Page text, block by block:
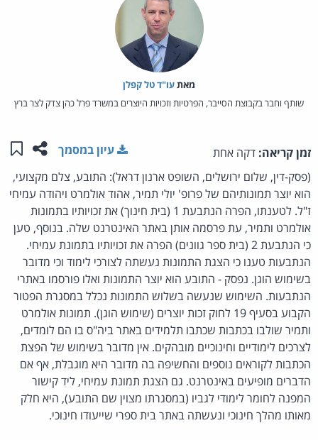
מאת‏עו"ד טל קפלן
שותף וחבר בקבוצת הסייבר, הפרטיות וזכויות היוצרים במשרד פרל כהן צדק לצר ברץ
זמן קריאה: דקה אחת שתפו
עיון במסמך
(פסק-דין, שלום ירושלים, השופט ארנון דראל): התובע, צלם מקצועי,
הוא יוצר תמונותיהם של פרופ' יולי תמיר, אהוד אולמרט ויהודה עמיחי
ז"ל. לטענתו, הפרה הנתבעת 1 (בית חינוך) את זכויותיו בתמונות
אולמרט ותמיר, עת פרסמה אותן באתר האינטרנט שלה. בנוסף, טען
כי הנתבעת 2 (בית ספר גוונים) הפרה את זכויותיו בתמונת עמיחי.
הנתבעות טענו כי הצגת התמונות נעשתה לצורכי לימוד וכי מדובר
בשימוש הוגן. נפסק - התובע הוא יוצר התמונות ואלו פורסמו באתרי
הנתבעות. השימוש שנעשה בשלוש התמונות נכלל במסגרת הפטור
הקבוע בסעיף 19 לחוק זכות יוצרים (שימוש הוגן). תמונות אולמרט
ותמיר שולבו בכתבות שכתבו תלמידים באתר ביה"ס בו הם לומדים,
לצרכים לימודיים וחינוכיים מובהקים. אין מדובר בשימוש של הפצת
הכתבות לקוראים נוספים והחשיפה בה מדובר היא מוגבלת, אף אם
הדברים מופיעים באינטרנט. גם הצגת תמונת עמיחי, ליד קישור
המפנה לחומר לימודי לגביו (במסגרתו מצוין שם התובע), היא חלק
מאותו מהלך חינוכי ונעשתה באתר בית ספרי שייעודו חינוכי.